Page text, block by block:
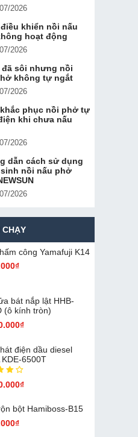
2026
khiển nồi nấu
hoạt động
2026
đã sôi nhưng nồi
không tự ngắt
2026
phục nồi phở tự
khi chưa nấu
2026
dẫn cách sử dụng
nồi nấu phở
2026
cô​ng Yamafuji K14
bát nắp lật HHB-
(ô kính tròn)
điện dầu diesel
KDE-6500T
bột Hamiboss-B15